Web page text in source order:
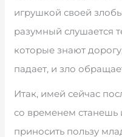
игрушкой своей
разумный слушается
которые знают
падает, и зло
Итак, имей сейчас
со временем
приносить пользу